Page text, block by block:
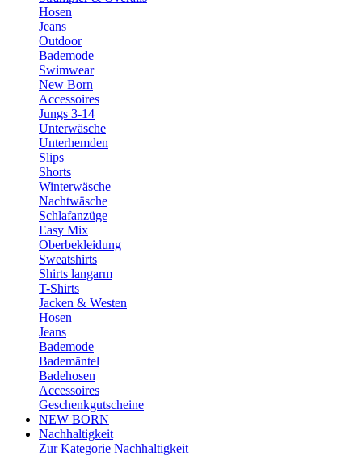
Hosen
Jeans
Outdoor
Bademode
Swimwear
New Born
Accessoires
Jungs 3-14
Unterwäsche
Unterhemden
Slips
Shorts
Winterwäsche
Nachtwäsche
Schlafanzüge
Easy Mix
Oberbekleidung
Sweatshirts
Shirts langarm
T-Shirts
Jacken & Westen
Hosen
Jeans
Bademode
Bademäntel
Badehosen
Accessoires
Geschenkgutscheine
NEW BORN
Nachhaltigkeit
Zur Kategorie Nachhaltigkeit